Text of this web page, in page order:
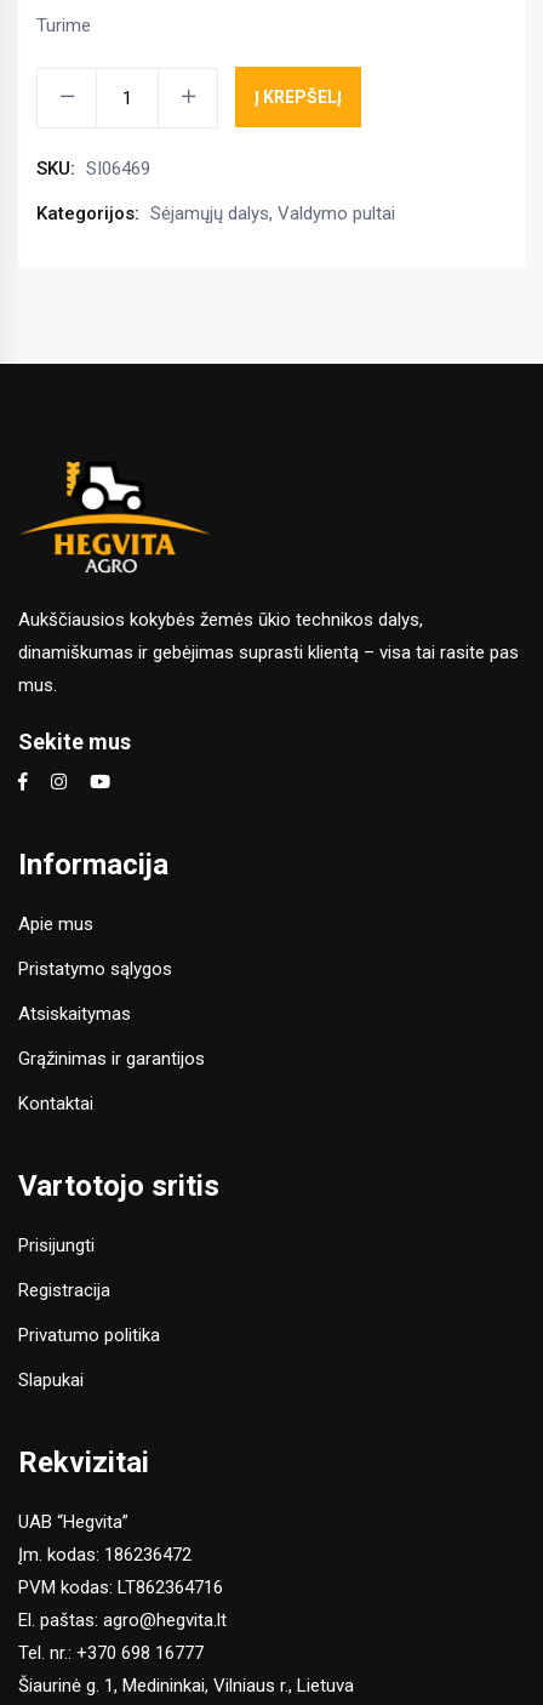
Turime
AP2
kiekis
Į KREPŠELĮ
SKU: SI06469
Kategorijos: Sėjamųjų dalys, Valdymo pultai
Aukščiausios kokybės žemės ūkio technikos dalys,
dinamiškumas ir gebėjimas suprasti klientą – visa tai rasite pas
mus.
Sekite mus
Informacija
Apie mus
Pristatymo sąlygos
Atsiskaitymas
Grąžinimas ir garantijos
Kontaktai
Vartotojo sritis
Prisijungti
Registracija
Privatumo politika
Slapukai
Rekvizitai
UAB “Hegvita”
Įm. kodas: 186236472
PVM kodas: LT862364716
El. paštas: agro@hegvita.lt
Tel. nr.: +370 698 16777
Šiaurinė g. 1, Medininkai, Vilniaus r., Lietuva